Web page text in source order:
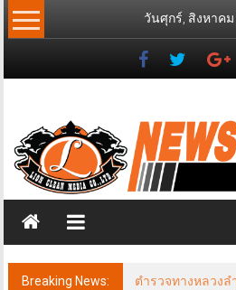
Skip
to
วันศุกร์, สิงหาคม
News
Freelancer
วส์
ฟรี
แลน
เซอร์
Breaking News:
ตำรวจทางหลวงล